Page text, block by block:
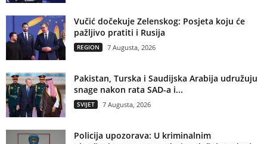
Vučić dočekuje Zelenskog: Posjeta koju će
pažljivo pratiti i Rusija
REGION 7 Augusta, 2026
Pakistan, Turska i Saudijska Arabija udružuju
snage nakon rata SAD-a i...
SVIJET 7 Augusta, 2026
Policija upozorava: U kriminalnim